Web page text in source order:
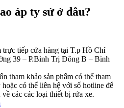
áp ty sứ ở đâu?
trực tiếp cửa hàng tại T.p Hồ Chí
39 – P.Bình Trị Đông B – Bình
tham khảo sản phẩm có thể tham
có thể liên hệ với số hotline để
các các loại thiết bị rửa xe.